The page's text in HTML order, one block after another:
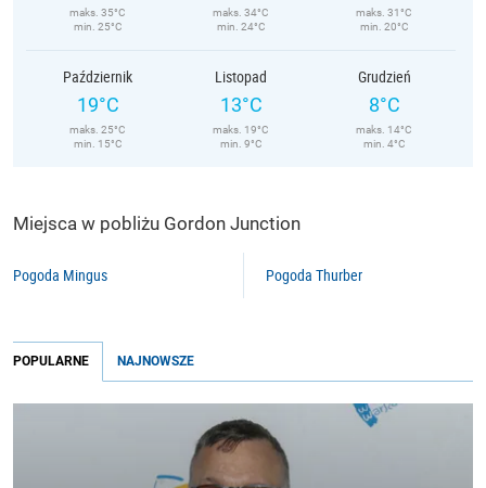
maks. 35°C
min. 25°C
maks. 34°C
min. 24°C
maks. 31°C
min. 20°C
Październik
19°C
maks. 25°C
min. 15°C
Listopad
13°C
maks. 19°C
min. 9°C
Grudzień
8°C
maks. 14°C
min. 4°C
Miejsca w pobliżu Gordon Junction
Pogoda Mingus Pogoda Thurber
POPULARNE NAJNOWSZE